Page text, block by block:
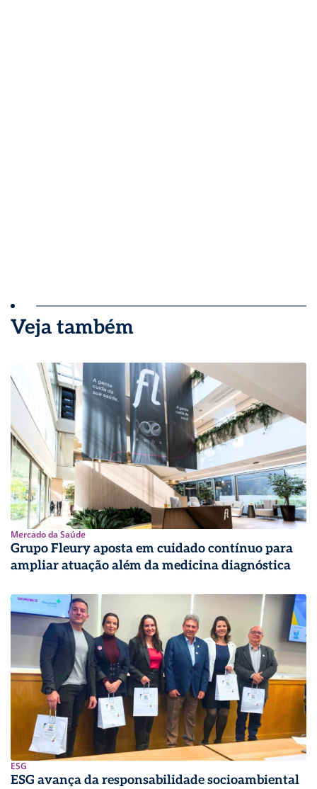
Veja também
Mercado da Saúde
Grupo Fleury aposta em cuidado contínuo para
ampliar atuação além da medicina diagnóstica
ESG
ESG avança da responsabilidade socioambiental